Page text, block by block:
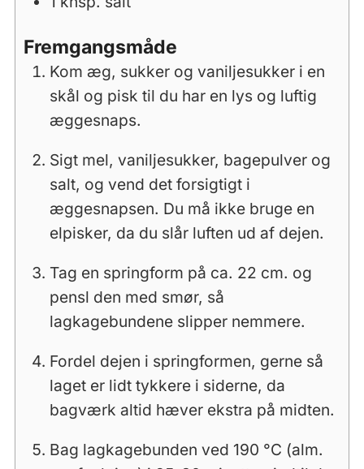
Fremgangsmåde
Kom æg, sukker og vaniljesukker i en
skål og pisk til du har en lys og luftig
æggesnaps.
Sigt mel, vaniljesukker, bagepulver og
salt, og vend det forsigtigt i
æggesnapsen. Du må ikke bruge en
elpisker, da du slår luften ud af dejen.
Tag en springform på ca. 22 cm. og
pensl den med smør, så
lagkagebundene slipper nemmere.
Fordel dejen i springformen, gerne så
laget er lidt tykkere i siderne, da
bagværk altid hæver ekstra på midten.
Bag lagkagebunden ved 190 °C (alm.